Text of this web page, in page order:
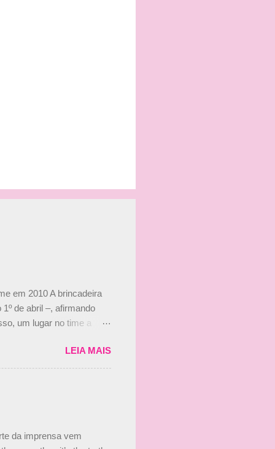
em 2010 A brincadeira
de abril –, afirmando
um lugar no time a
Senna em 2010. "Na
ter assinado com Bruno
contra o filho do
LEIA MAIS
da imprensa vem